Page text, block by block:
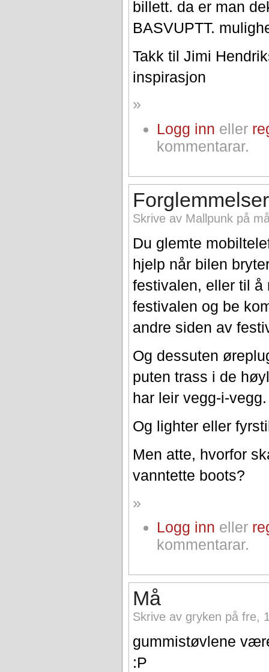
billett. da er man
BASVUPTT.
Takk til Jimi
inspirasjon
»
Logg inn eller
kommentarar.
Forglemmelser
Skrive av Mallpunk på
Du glemte
hjelp når bilen
festivalen, eller til å
festivalen og be
andre siden av
Og dessuten
puten trass i de
har leir vegg-i-vegg.
Og lighter eller
Men atte, hvorfor
vanntette boots?
»
Logg inn eller
kommentarar.
Må
Skrive av gryken på fre,
gummistøvlene
:P